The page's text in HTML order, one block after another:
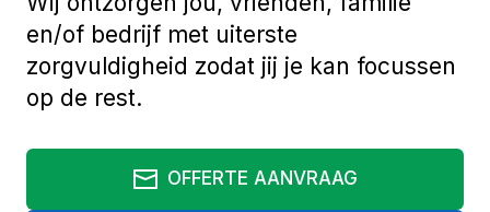
en/of bedrijf met uiterste
zorgvuldigheid zodat jij je kan focussen
op de rest.
OFFERTE AANVRAAG